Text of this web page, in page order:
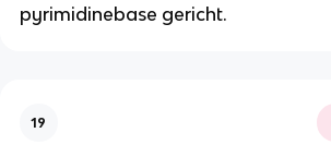
pyrimidinebase gericht.
19